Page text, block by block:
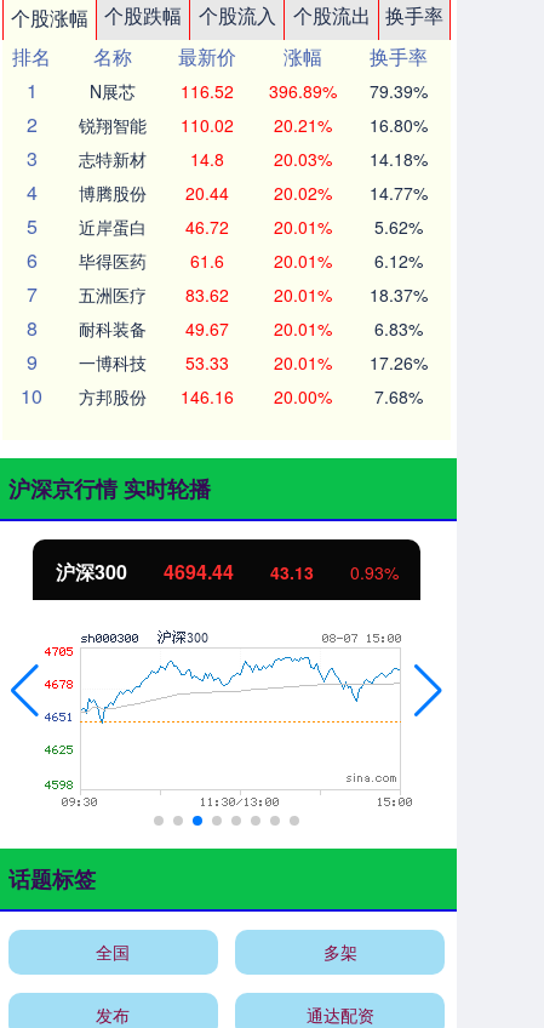
个股涨幅 个股跌幅 个股流入 个股流出
换手率
排名
名称 最新价 涨幅
换手率
1
N展芯 116.52 396.89% 79.39%
2 锐翔智能 110.02 20.21% 16.80%
3 志特新材 14.8 20.03% 14.18%
4 博腾股份 20.44 20.02% 14.77%
5 近岸蛋白 46.72 20.01% 5.62%
6 毕得医药 61.6 20.01% 6.12%
7 五洲医疗 83.62 20.01% 18.37%
8 耐科装备 49.67 20.01% 6.83%
9 一博科技 53.33 20.01% 17.26%
10 方邦股份 146.16 20.00% 7.68%
沪深京行情 实时轮播
北证50 1134.24 11.37 1.01%
话题标签
全国 多架
发布 通达配资